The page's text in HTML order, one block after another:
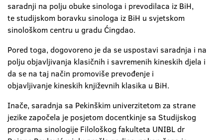
saradnji na polju obuke sinologa i prevodilaca iz BiH,
te studijskom boravku sinologa iz BiH u svjetskom
sinološkom centru u gradu Ćingdao.
Pored toga, dogovoreno je da se uspostavi saradnja i na
polju objavljivanja klasičnih i savremenih kineskih djela i
da se na taj način promoviše prevođenje i
objavljivanje kineskih književnih klasika u BiH.
Inače, saradnja sa Pekinškim univerzitetom za strane
jezike započela je posjetom docentkinje sa Studijskog
programa sinologije Filološkog fakulteta UNIBL dr